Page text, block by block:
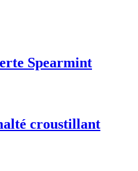
Spearmint
croustillant